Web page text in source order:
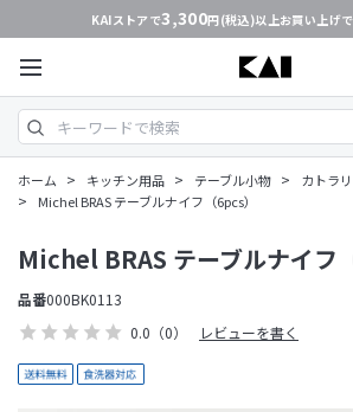
KAIストアで3,300円(税込)以上お買い上げで
ホーム > キッチン用品 > テーブル小物 > カトラ
> Michel BRAS テーブルナイフ（6pcs）
0.0 （0） レビューを書く
Michel BRAS テーブルナイフ
品番000BK0113